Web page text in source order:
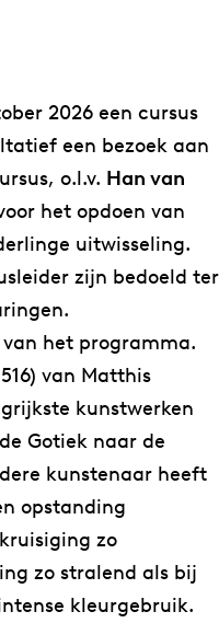
2026 een cursus
een bezoek aan
o.l.v. Han van
het opdoen van
uitwisseling.
zijn bedoeld ter
het programma.
van Matthis
kunstwerken
Gotiek naar de
kunstenaar heeft
opstanding
zo
zo stralend als bij
kleurgebruik.